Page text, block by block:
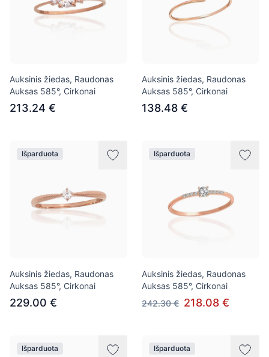
Auksinis žiedas, Raudonas
Auksas 585°, Cirkonai
213.24 €
Auksinis žiedas, Raudonas
Auksas 585°, Cirkonai
138.48 €
Išparduota
Auksinis žiedas, Raudonas
Auksas 585°, Cirkonai
229.00 €
Išparduota
Auksinis žiedas, Raudonas
Auksas 585°, Cirkonai
242.30 € 218.08 €
Išparduota Išparduota